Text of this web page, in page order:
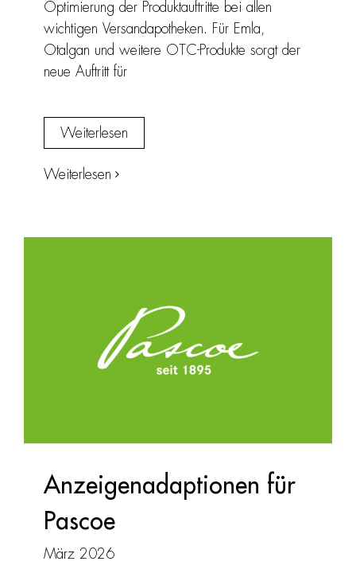
Optimierung der Produktauftritte bei allen
wichtigen Versandapotheken. Für Emla,
Otalgan und weitere OTC-Produkte sorgt der
neue Auftritt für
Weiterlesen
Weiterlesen
Anzeigenadaptionen für
Pascoe
März 2026